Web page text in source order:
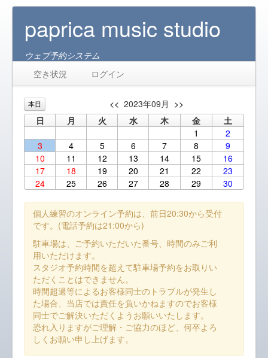
paprica music studio
ウェブ予約システム
空き状況
ログイン
本日 << 2023年09月 >>
日
月 火 水 木 金
土
1
2
3
4 5 6 7 8
9
10
11 12 13 14 15
16
17
18 19 20 21 22
23
24
25 26 27 28 29 30
個人練習のオンライン予約は、前日20:30から受付
です。(電話予約は21:00から)
駐車場は、ご予約いただいた番号、時間のみご利
用いただけます。
スタジオ予約時間を超えて駐車場予約をお取りい
ただくことはできません。
時間超過等によるお客様同士のトラブルが発生し
た場合、当店では責任を負いかねますのでお客様
同士でご解決いただくようお願いいたします。
恐れ入りますがご理解・ご協力のほど、何卒よろ
しくお願い申し上げます。